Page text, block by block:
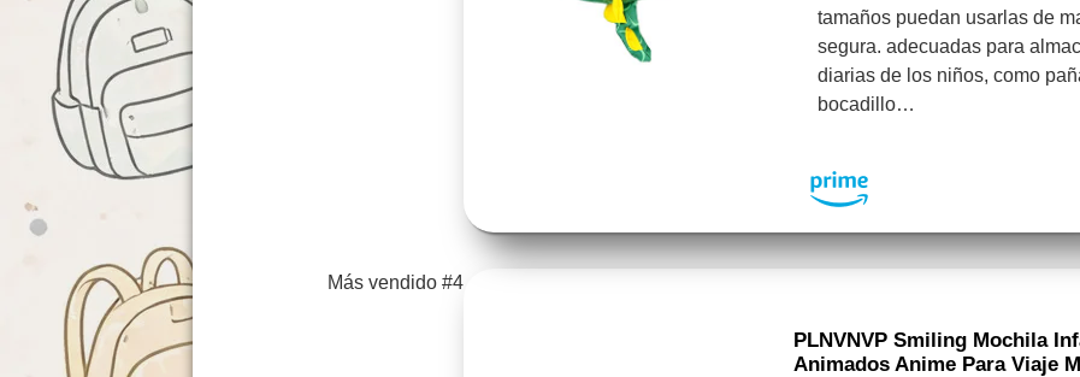
tamaños puedan usarlas de
segura. adecuadas para
diarias de los niños, como
bocadillo…
Más vendido #4
PLNVNVP Smiling Mochila
Animados Anime Para Viaje